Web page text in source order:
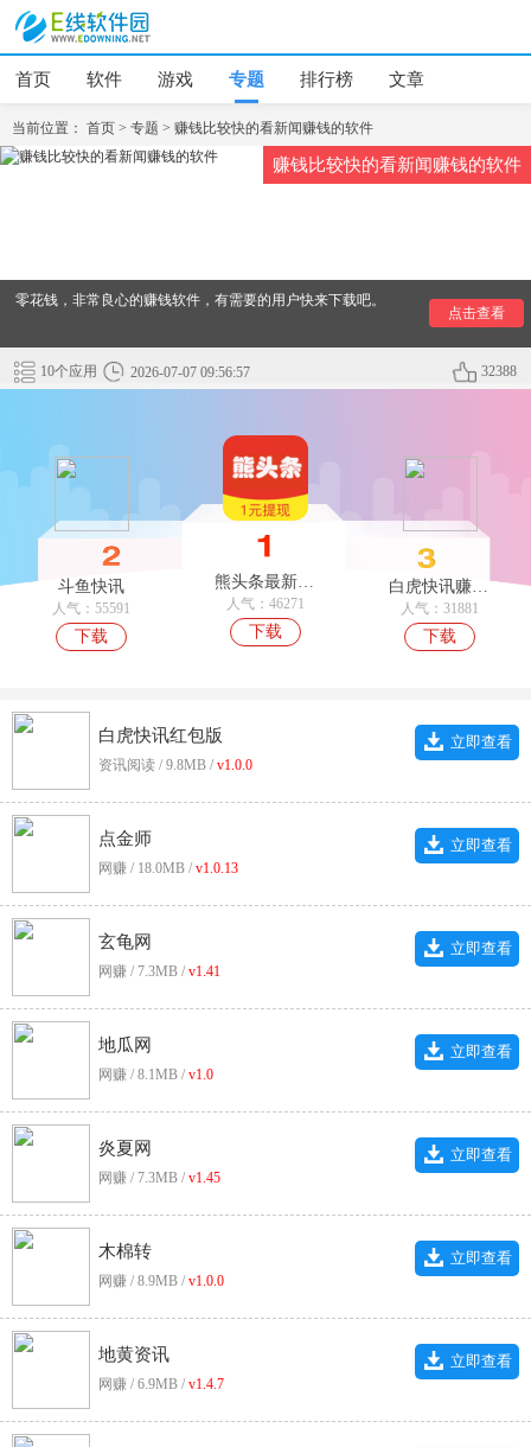
首页 软件 游戏 专题 排行榜 文章
当前位置： 首页 > 专题 > 赚钱比较快的看新闻赚钱的软件
赚钱比较快的看新闻赚钱的软件
零花钱，非常良心的赚钱软件，有需要的用户快来下载吧。
点击查看
10个应用 2026-07-07 09:56:57 32388
斗鱼快讯
人气：55591
下载
熊头条最新免费版
人气：46271
下载
白虎快讯赚钱版
人气：31881
下载
白虎快讯红包版
资讯阅读 / 9.8MB / v1.0.0
立即查看
点金师
网赚 / 18.0MB / v1.0.13
立即查看
玄龟网
网赚 / 7.3MB / v1.41
立即查看
地瓜网
网赚 / 8.1MB / v1.0
立即查看
炎夏网
网赚 / 7.3MB / v1.45
立即查看
木棉转
网赚 / 8.9MB / v1.0.0
立即查看
地黄资讯
网赚 / 6.9MB / v1.4.7
立即查看